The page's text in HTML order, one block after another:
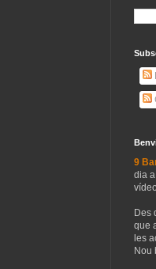
9
dia
Des
que
les
Nou